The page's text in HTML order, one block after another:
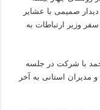
صمیمی با عشایر
وزیر ارتباطات به
با شرکت در جلسه
مدیران استانی به آخر